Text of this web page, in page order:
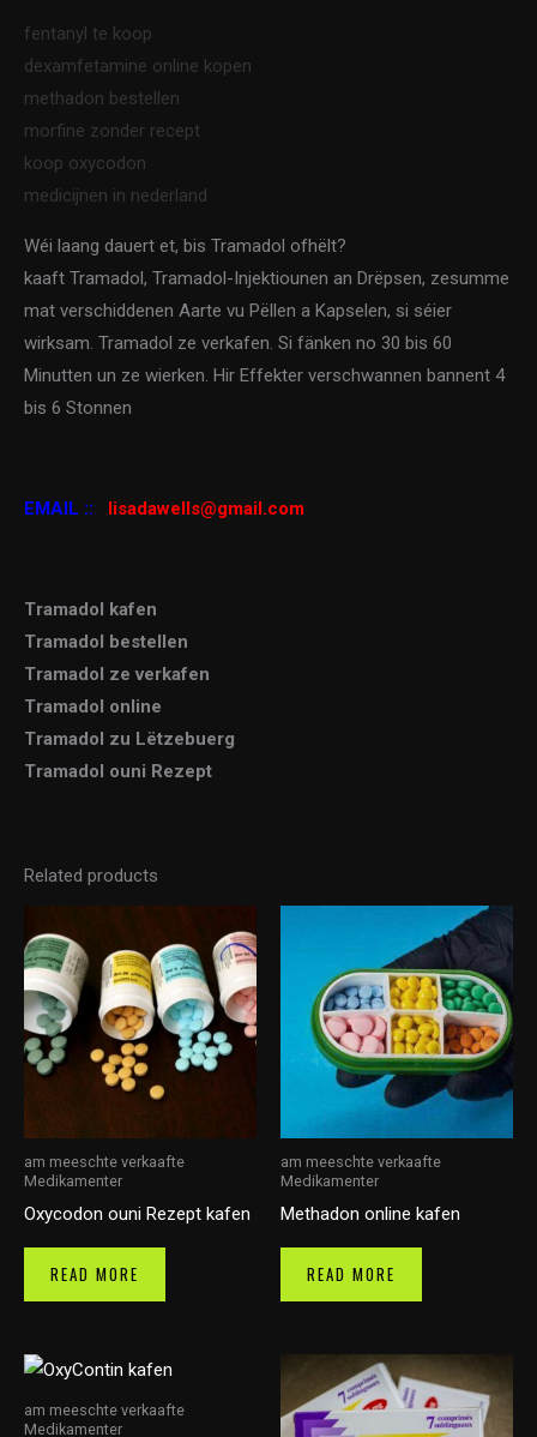
fentanyl te koop
dexamfetamine online kopen
methadon bestellen
morfine zonder recept
koop oxycodon
medicijnen in nederland
Wéi laang dauert et, bis Tramadol ofhëlt?
kaaft Tramadol, Tramadol-Injektiounen an Drëpsen, zesumme
mat verschiddenen Aarte vu Pëllen a Kapselen, si séier
wirksam. Tramadol ze verkafen. Si fänken no 30 bis 60
Minutten un ze wierken. Hir Effekter verschwannen bannent 4
bis 6 Stonnen
EMAIL :: lisadawells@gmail.com
Tramadol kafen
Tramadol bestellen
Tramadol ze verkafen
Tramadol online
Tramadol zu Lëtzebuerg
Tramadol ouni Rezept
Related products
am meeschte verkaafte
Medikamenter
Oxycodon ouni Rezept kafen
READ MORE
am meeschte verkaafte
Medikamenter
Methadon online kafen
READ MORE
am meeschte verkaafte
Medikamenter